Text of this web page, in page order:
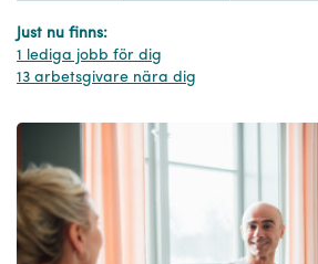
Just nu finns:
1 lediga jobb för dig
13 arbetsgivare nära dig